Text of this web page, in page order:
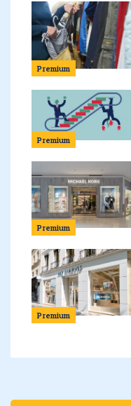
Premium
Premium
Premium
Premium